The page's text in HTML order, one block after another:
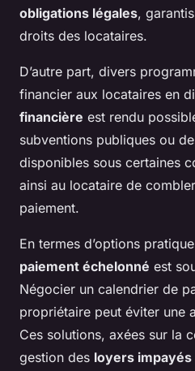
obligations légales,
droits des locataires.
D’autre part, divers
financier aux locataires en
financière est rendu
subventions publiques ou
disponibles sous certaines
ainsi au locataire de
paiement.
En termes d’options
paiement échelonné est
Négocier un calendrier de
propriétaire peut éviter une
Ces solutions, axées sur la
gestion des loyers impayés